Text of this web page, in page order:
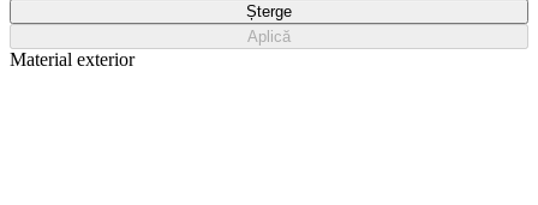
Șterge
Aplică
Material exterior